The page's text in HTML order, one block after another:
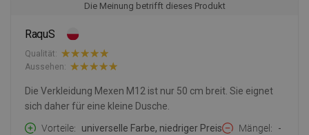
Die Meinung betrifft dieses Produkt
RaquS
Qualität:
Aussehen:
Die Verkleidung Mexen M12 ist nur 50 cm breit. Sie eignet
sich daher für eine kleine Dusche.
Vorteile
universelle Farbe, niedriger Preis Mängel -